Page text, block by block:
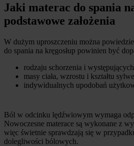
Jaki materac do spania
podstawowe założenia
W dużym uproszczeniu można
do spania na kręgosłup powinien być
rodzaju schorzenia i
masy ciała, wzrostu i kształtu
indywidualnych upodobań
Ból w odcinku lędźwiowym wymaga
Nowoczesne materace są wykonane z
więc świetnie sprawdzają się w
dolegliwości bólowych.